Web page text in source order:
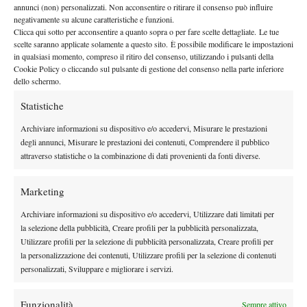
annunci (non) personalizzati. Non acconsentire o ritirare il consenso può influire
negativamente su alcune caratteristiche e funzioni.
Clicca qui sotto per acconsentire a quanto sopra o per fare scelte dettagliate. Le tue
scelte saranno applicate solamente a questo sito. È possibile modificare le impostazioni
in qualsiasi momento, compreso il ritiro del consenso, utilizzando i pulsanti della
Cookie Policy o cliccando sul pulsante di gestione del consenso nella parte inferiore
dello schermo.
Statistiche
Archiviare informazioni su dispositivo e/o accedervi, Misurare le prestazioni
degli annunci, Misurare le prestazioni dei contenuti, Comprendere il pubblico
attraverso statistiche o la combinazione di dati provenienti da fonti diverse.
Marketing
Archiviare informazioni su dispositivo e/o accedervi, Utilizzare dati limitati per
la selezione della pubblicità, Creare profili per la pubblicità personalizzata,
Utilizzare profili per la selezione di pubblicità personalizzata, Creare profili per
la personalizzazione dei contenuti, Utilizzare profili per la selezione di contenuti
personalizzati, Sviluppare e migliorare i servizi.
Funzionalità Sempre attivo
Se Melbourne racconta la testa, Wimbledon 2026 racconta le
gambe. Djokovic arriva alla semifinale dopo
cinque ore e
quindici minuti di battagliacontro Felix Auger-Aliassime,il
quarto di finale più lungo nella storia del torneo, deciso al
super tie-break del quinto set. Un capolavoro di resistenza per un
fin dal primo set. Sinner, dall’altra parte, ha liquidato Struff in
due ore e mezza, 7-5 7-6 6-3, restando dentro il suo ritmo senza
mai forzare.
Due giorni di recupero non sono tre, e questa è la variabile che
Djokovic nei momenti decisivi resta un fattore solo se il corpo
gli consente di arrivare a quei momenti. Lo ha riconosciuto lui
stesso, con una frase che pesa:«Vorrei che fosse una finale, così
non dovrei preoccuparmi di come si sentirà il mio corpo». Chi
affronta una partita pensando prima al fisico che all’avversario, di
Sul piano tecnico,
è l’elemento che più di